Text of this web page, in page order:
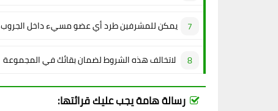
يمكن للمشرفين طرد أي عضو مسيء داخل الجروب
لاتخالف هذه الشروط لضمان بقائك في المجموعة
رسالة هامة يجب عليك قرائتها: